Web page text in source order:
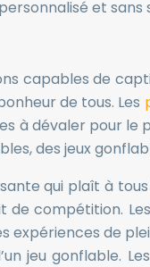
et sans
capables de
de tous. Les
dévaler pour le
des jeux
qui plaît à
compétition.
expériences de
jeu gonflable.